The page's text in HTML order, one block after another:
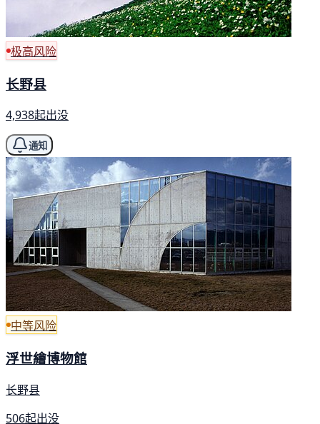
极高风险
长野县
4,938起出没
通知
中等风险
浮世繪博物館
长野县
506起出没